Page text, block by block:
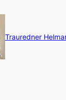
Trauredner